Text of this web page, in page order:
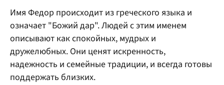
Имя Федор происходит из греческого языка и
означает "Божий дар". Людей с этим именем
описывают как спокойных, мудрых и
дружелюбных. Они ценят искренность,
надежность и семейные традиции, и всегда готовы
поддержать близких.